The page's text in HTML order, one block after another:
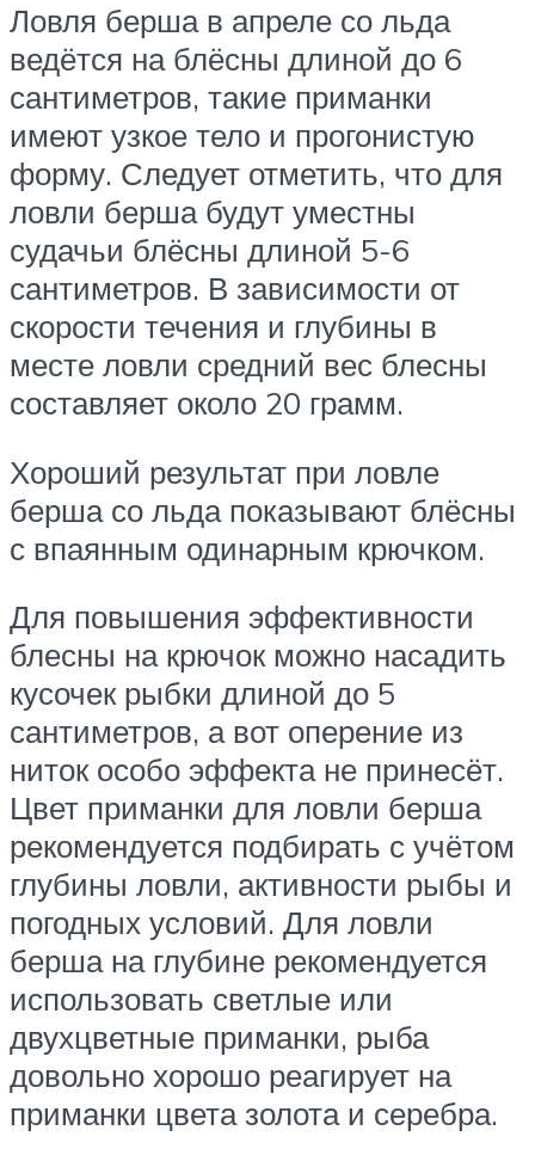
Ловля берша в апреле со льда
ведётся на блёсны длиной до 6
сантиметров, такие приманки
имеют узкое тело и прогонистую
форму. Следует отметить, что для
ловли берша будут уместны
судачьи блёсны длиной 5-6
сантиметров. В зависимости от
скорости течения и глубины в
месте ловли средний вес блесны
составляет около 20 грамм.
Хороший результат при ловле
берша со льда показывают блёсны
с впаянным одинарным крючком.
Для повышения эффективности
блесны на крючок можно насадить
кусочек рыбки длиной до 5
сантиметров, а вот оперение из
ниток особо эффекта не принесёт.
Цвет приманки для ловли берша
рекомендуется подбирать с учётом
глубины ловли, активности рыбы и
погодных условий. Для ловли
берша на глубине рекомендуется
использовать светлые или
двухцветные приманки, рыба
довольно хорошо реагирует на
приманки цвета золота и серебра.